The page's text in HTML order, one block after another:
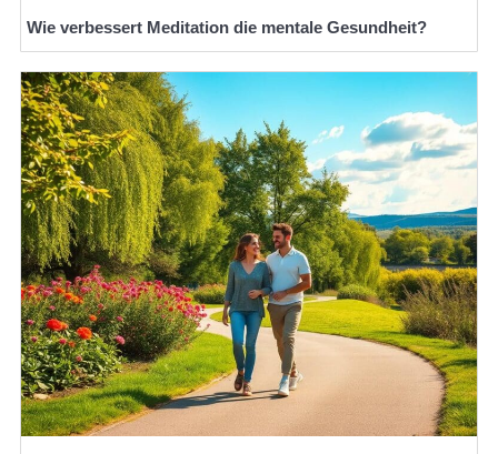
Wie verbessert Meditation die mentale Gesundheit?